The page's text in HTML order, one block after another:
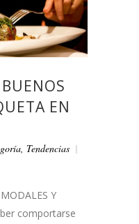
EN
, Tendencias
Y
comportarse